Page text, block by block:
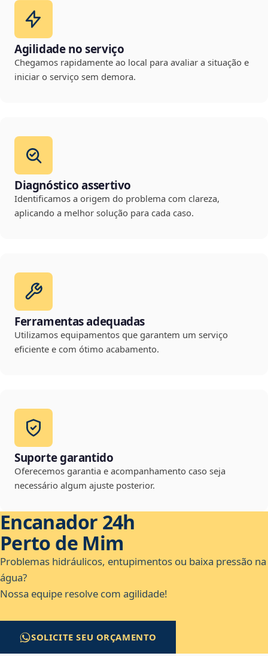
Agilidade no serviço
Chegamos rapidamente ao local para avaliar a situação e
iniciar o serviço sem demora.
Diagnóstico assertivo
Identificamos a origem do problema com clareza,
aplicando a melhor solução para cada caso.
Ferramentas adequadas
Utilizamos equipamentos que garantem um serviço
eficiente e com ótimo acabamento.
Suporte garantido
Oferecemos garantia e acompanhamento caso seja
necessário algum ajuste posterior.
Encanador 24h
Perto de Mim
Problemas hidráulicos, entupimentos ou baixa pressão na
água?
Nossa equipe resolve com agilidade!
SOLICITE SEU ORÇAMENTO